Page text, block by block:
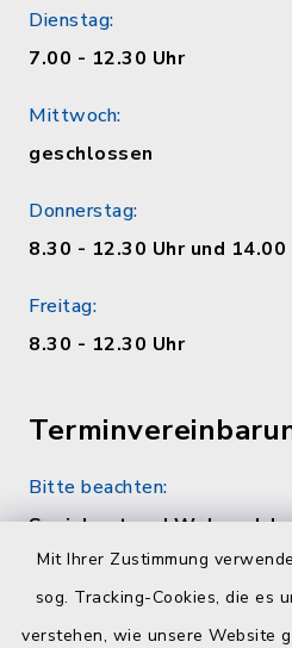
Mit Ihrer Zustimmung
sog. Tracking-Cookies, die es
verstehen, wie unsere Website
Dienstag:
7.00 - 12.30 Uhr
Mittwoch:
geschlossen
Donnerstag:
8.30 - 12.30 Uhr und
Freitag:
8.30 - 12.30 Uhr
Bitte beachten:
Sozialamt und
telefonischer